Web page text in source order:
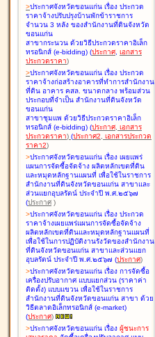
>ประกาศจังหวัดขอนแก่น เรื่อง ประกวด
ราคาจ้างปรับปรุงบ้านพักข้าราชการ
จำนวน 3 หลัง ของสำนักงานที่ดินจังหวัด
ขอนแก่น
สาขากระนวน ด้วยวิธีประกวดราคาอิเล็ก
ทรอนิกส์ (e-bidding) (ประกาศ, เอกสาร
ประกวดราคา)
>ประกาศจังหวัดขอนแก่น เรื่อง ประกวด
ราคาจ้างก่อสร้างอาคารที่ทำการสำนักงาน
ที่ดิน อาคาร คสล. ขนาดกลาง พร้อมส่วน
ประกอบที่จำเป็น สำนักงานที่ดินจังหวัด
ขอนแก่น
สาขาชุมแพ ด้วยวิธีประกวดราคาอิเล็ก
ทรอนิกส์ (e-bidding) (ประกาศ, เอกสาร
ประกวดราคา) (ประกาศ2, เอกสารประกวด
ราคา2)
>ประกาศจังหวัดขอนแก่น เรื่อง เผยแพร่
แผนการจัดซื้อจัดจ้าง ผลิตหลักเขตที่ดิน
และหมุดหลักฐานแผนที่ เพื่อใช้ในราชการ
สำนักงานที่ดินจังหวัดขอนแก่น สาขาและ
ส่วนแยกอุบลรัตน์ ประจำปี พ.ศ.๒๕๖๗
(ประกาศ )
>ประกาศจังหวัดขอนแก่น เรื่อง ประกวด
ราคาจ้างเผยแพร่แผนการจัดซื้อจัดจ้าง
ผลิตหลักเขตที่ดินและหมุดหลักฐานแผนที่
เพื่อใช้ในการปฏิบัติงานรังวัดของสำนักงาน
ที่ดินจังหวัดขอนแก่น สาขาและส่วนแยก
อุบลรัตน์ ประจำปี พ.ศ.๒๕๖๗ (ประกาศ)
>ประกาศจังหวัดขอนแก่น เรื่อง การจัดซื้อ
เครื่องปรับอากาศ แบบแยกส่วน (ราคาค่า
ติดตั้ง) แบบแขวน เพื่อใช้ในราชการ
สำนักงานที่ดินจังหวัดขอนแก่น สาขา ด้วย
วิธีตลาดอิเล็กทรอนิกส์ (e-market)
(ประกาศ)
>ประกาศจังหวัดขอนแก่น เรื่อง ผู้ชนะการ